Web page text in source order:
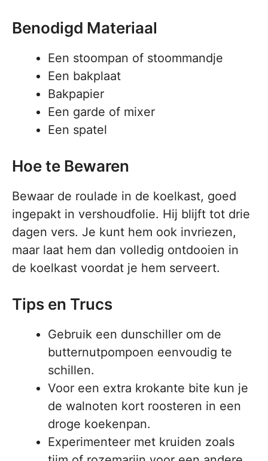
Benodigd Materiaal
Een stoompan of stoommandje
Een bakplaat
Bakpapier
Een garde of mixer
Een spatel
Hoe te Bewaren
Bewaar de roulade in de koelkast, goed
ingepakt in vershoudfolie. Hij blijft tot drie
dagen vers. Je kunt hem ook invriezen,
maar laat hem dan volledig ontdooien in
de koelkast voordat je hem serveert.
Tips en Trucs
Gebruik een dunschiller om de
butternutpompoen eenvoudig te
schillen.
Voor een extra krokante bite kun je
de walnoten kort roosteren in een
droge koekenpan.
Experimenteer met kruiden zoals